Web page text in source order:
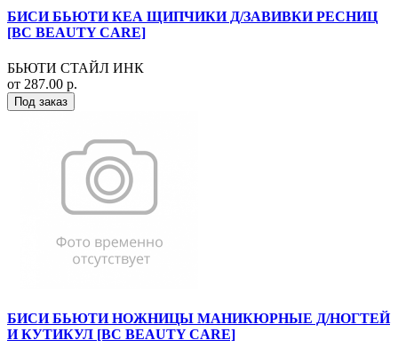
БИСИ БЬЮТИ КЕА ЩИПЧИКИ Д/ЗАВИВКИ РЕСНИЦ
[BC BEAUTY CARE]
БЬЮТИ СТАЙЛ ИНК
от 287.00 р.
Под заказ
БИСИ БЬЮТИ НОЖНИЦЫ МАНИКЮРНЫЕ Д/НОГТЕЙ
И КУТИКУЛ [BC BEAUTY CARE]